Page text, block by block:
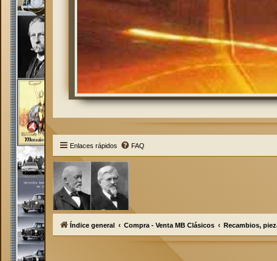
Enlaces rápidos FAQ
Índice general Compra - Venta MB Clásicos Recambios,